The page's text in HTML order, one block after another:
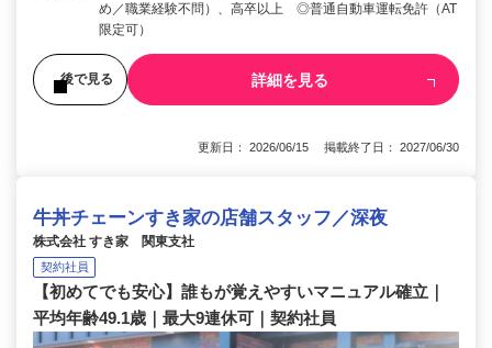
め／職業経験不問）、高卒以上 ◎普通自動車運転免許（AT
限定可）
後で見る 詳細を見る
更新日： 2026/06/15 掲載終了日： 2027/06/30
牛丼チェーンすき家の店舗スタッフ／深夜
株式会社 すき家 関東支社
契約社員
【初めてでも安心】誰もが覚えやすいマニュアル確立｜
平均年齢49.1歳｜最大9連休可｜契約社員